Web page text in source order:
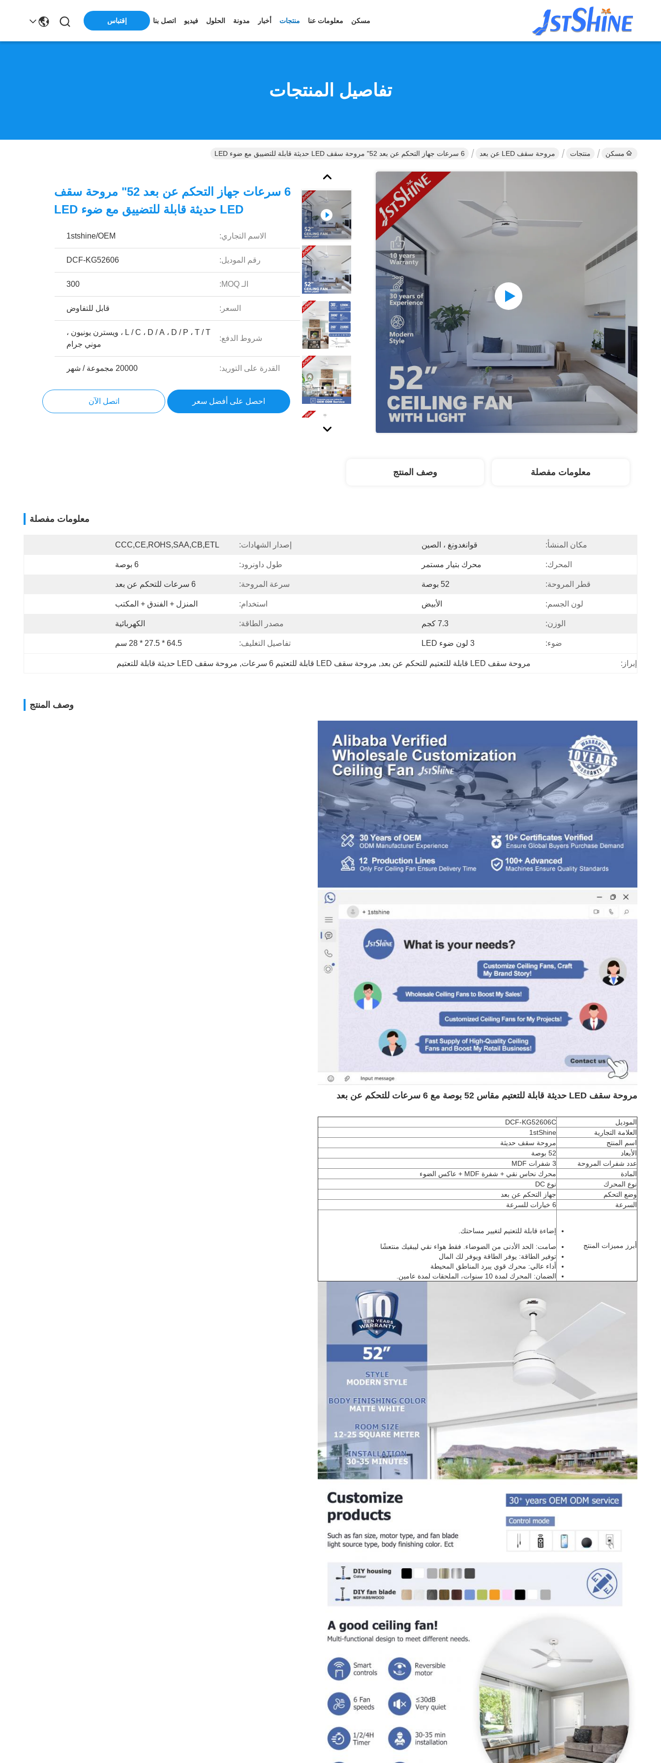
مسكن معلومات عنا منتجات أخبار مدونة الحلول فيديو اتصل بنا إقتباس
تفاصيل المنتجات
مسكن منتجات مروحة سقف LED عن بعد 6 سرعات جهاز التحكم عن بعد 52" مروحة سقف LED حديثة قابلة للتضييق مع ضوء LED
6 سرعات جهاز التحكم عن بعد 52" مروحة سقف
LED حديثة قابلة للتضييق مع ضوء LED
الاسم التجاري: 1stshine/OEM
رقم الموديل: DCF-KG52606
الـ MOQ: 300
السعر: قابل للتفاوض
شروط الدفع:
L / C ، D / A ، D / P ، T / T ، ويسترن يونيون ،
موني جرام
القدرة على التوريد: 20000 مجموعة / شهر
احصل على أفضل سعر اتصل الآن
معلومات مفصلة وصف المنتج
معلومات مفصلة
مكان المنشأ: قوانغدونغ ، الصين إصدار الشهادات: CCC,CE,ROHS,SAA,CB,ETL
المحرك: محرك بتيار مستمر طول داونرود: 6 بوصة
قطر المروحة: 52 بوصة سرعة المروحة: 6 سرعات للتحكم عن بعد
لون الجسم: الأبيض استخدام: المنزل + الفندق + المكتب
الوزن: 7.3 كجم مصدر الطاقة: الكهربائية
ضوء: 3 لون ضوء LED تفاصيل التغليف: 64.5 * 27.5 * 28 سم
إبراز: مروحة سقف LED قابلة للتعتيم للتحكم عن بعد , مروحة سقف LED قابلة للتعتيم 6 سرعات , مروحة سقف LED حديثة قابلة للتعتيم
وصف المنتج
مروحة سقف LED حديثة قابلة للتعتيم مقاس 52 بوصة مع 6 سرعات للتحكم عن بعد
الموديل
DCF-KG52606C
العلامة التجارية
1stShine
اسم المنتج
مروحة سقف حديثة
الأبعاد
52 بوصة
عدد شفرات المروحة
3 شفرات MDF
المادة
محرك نحاس نقي + شفرة MDF + عاكس الضوء
نوع المحرك
نوع DC
وضع التحكم
جهاز التحكم عن بعد
السرعة
6 خيارات للسرعة
أبرز مميزات المنتج
إضاءة قابلة للتعتيم لتغيير مساحتك.
صامت: الحد الأدنى من الضوضاء. فقط هواء نقي ليبقيك منتعشًا
توفير الطاقة: يوفر الطاقة ويوفر لك المال
أداء عالي: محرك قوي يبرد المناطق المحيطة
الضمان: المحرك لمدة 10 سنوات، الملحقات لمدة عامين.